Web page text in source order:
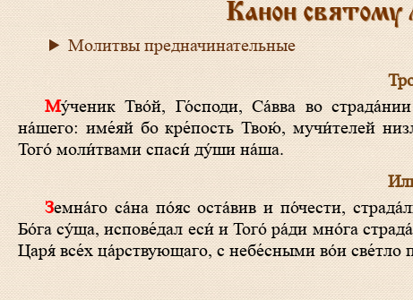
Канон
Молитвы предначинательные
Му́ченик Тво́й, Го́споди, Са́вва во страда́нии свое́м вене́ц прия́т нетле́нный от Тебе́, Бо́га
на́шего: име́яй бо кре́пость Твою́, мучи́телей
Того́ моли́твами спаси́ ду́ши на́ша.
Земна́го са́на по́яс оста́вив и по́чести, страда́льче, пред мучи́телем, льсти́вым царе́м, Христа́,
Бо́га су́ща, испове́дал еси́ и Того́ ра́ди мно́га
Царя́ все́х ца́рствующаго, с небе́сными во́и